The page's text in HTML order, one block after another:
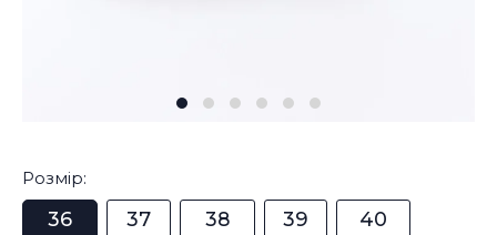
Розмір:
36 37 38 39 40